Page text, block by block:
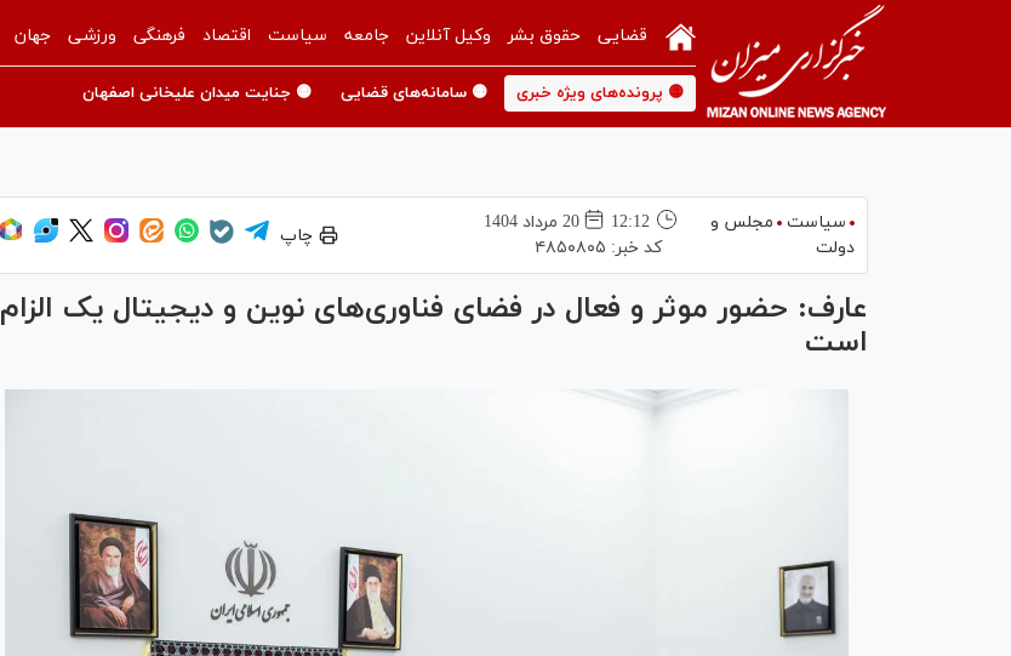
قضایی حقوق بشر وکیل آنلاین جامعه سیاست اقتصاد فرهنگی ورزشی جهان
🟡 پرونده‌های ویژه خبری 🟡 سامانه‌های قضایی 🟡 جنایت میدان علیخانی اصفهان
سیاست
مجلس و
دولت
12:12
20 مرداد 1404
کد خبر: ۴۸۵۰۸۰۵
چاپ
عارف: حضور موثر و فعال در فضای فناوری‌های نوین و دیجیتال یک الزام
است